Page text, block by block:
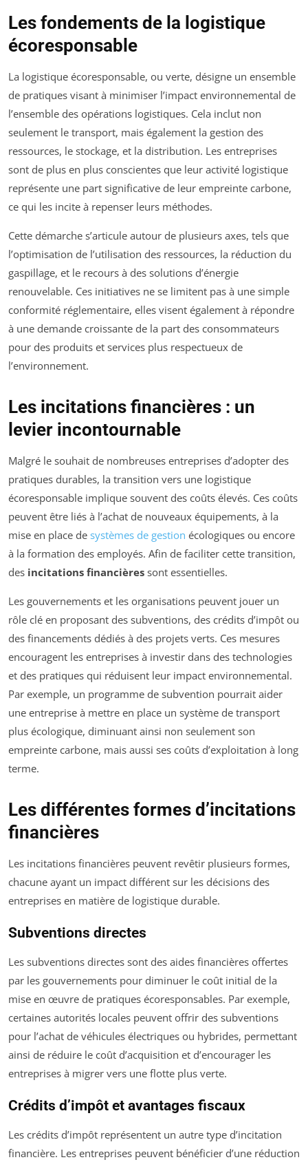
Les fondements de la logistique
écoresponsable
La logistique écoresponsable, ou verte, désigne un ensemble
de pratiques visant à minimiser l’impact environnemental de
l’ensemble des opérations logistiques. Cela inclut non
seulement le transport, mais également la gestion des
ressources, le stockage, et la distribution. Les entreprises
sont de plus en plus conscientes que leur activité logistique
représente une part significative de leur empreinte carbone,
ce qui les incite à repenser leurs méthodes.
Cette démarche s’articule autour de plusieurs axes, tels que
l’optimisation de l’utilisation des ressources, la réduction du
gaspillage, et le recours à des solutions d’énergie
renouvelable. Ces initiatives ne se limitent pas à une simple
conformité réglementaire, elles visent également à répondre
à une demande croissante de la part des consommateurs
pour des produits et services plus respectueux de
l’environnement.
Les incitations financières : un
levier incontournable
Malgré le souhait de nombreuses entreprises d’adopter des
pratiques durables, la transition vers une logistique
écoresponsable implique souvent des coûts élevés. Ces coûts
peuvent être liés à l’achat de nouveaux équipements, à la
mise en place de systèmes de gestion écologiques ou encore
à la formation des employés. Afin de faciliter cette transition,
des incitations financières sont essentielles.
Les gouvernements et les organisations peuvent jouer un
rôle clé en proposant des subventions, des crédits d’impôt ou
des financements dédiés à des projets verts. Ces mesures
encouragent les entreprises à investir dans des technologies
et des pratiques qui réduisent leur impact environnemental.
Par exemple, un programme de subvention pourrait aider
une entreprise à mettre en place un système de transport
plus écologique, diminuant ainsi non seulement son
empreinte carbone, mais aussi ses coûts d’exploitation à long
terme.
Les différentes formes d’incitations
financières
Les incitations financières peuvent revêtir plusieurs formes,
chacune ayant un impact différent sur les décisions des
entreprises en matière de logistique durable.
Subventions directes
Les subventions directes sont des aides financières offertes
par les gouvernements pour diminuer le coût initial de la
mise en œuvre de pratiques écoresponsables. Par exemple,
certaines autorités locales peuvent offrir des subventions
pour l’achat de véhicules électriques ou hybrides, permettant
ainsi de réduire le coût d’acquisition et d’encourager les
entreprises à migrer vers une flotte plus verte.
Crédits d’impôt et avantages fiscaux
Les crédits d’impôt représentent un autre type d’incitation
financière. Les entreprises peuvent bénéficier d’une réduction